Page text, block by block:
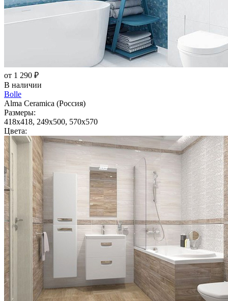
от 1 290 ₽
В наличии
Bolle
Alma Ceramica (Россия)
Размеры:
418x418, 249x500, 570x570
Цвета: